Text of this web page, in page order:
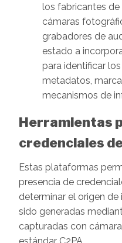
los fabricantes
cámaras
grabadores de
estado a
para identificar
metadatos,
mecanismos de
Herramientas
credenciales
Estas plataformas
presencia de
determinar el origen de
sido generadas
capturadas con